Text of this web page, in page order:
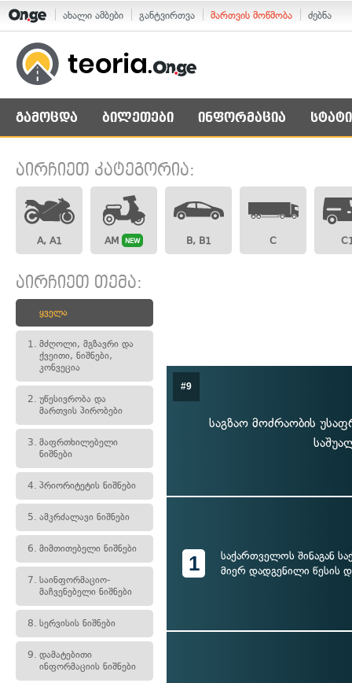
ახალი ამბები განტვირთვა მართვის მოწმობა ძებნა
გამოცდა ბილეთები ინფორმაცია
აირჩიეთ კატეგორია:
A, A1 AM NEW B, B1 C
აირჩიეთ თემა:
ყველა
1. მძღოლი, მგზავრი და
ქვეითი, ნიშნები,
კონვეცია
2. უწესივრობა და
მართვის პირობები
3. მაფრთხილებელი
ნიშნები
4. პრიორიტეტის ნიშნები
5. ამკრძალავი ნიშნები
6. მიმთითებელი ნიშნები
7. საინფორმაციო-
მაჩვენებელი ნიშნები
8. სერვისის ნიშნები
9. დამატებითი
ინფორმაციის ნიშნები
#9
საგზაო მოძრაობის
1
საქართველოს შინაგან
მიერ დადგენილი წესის